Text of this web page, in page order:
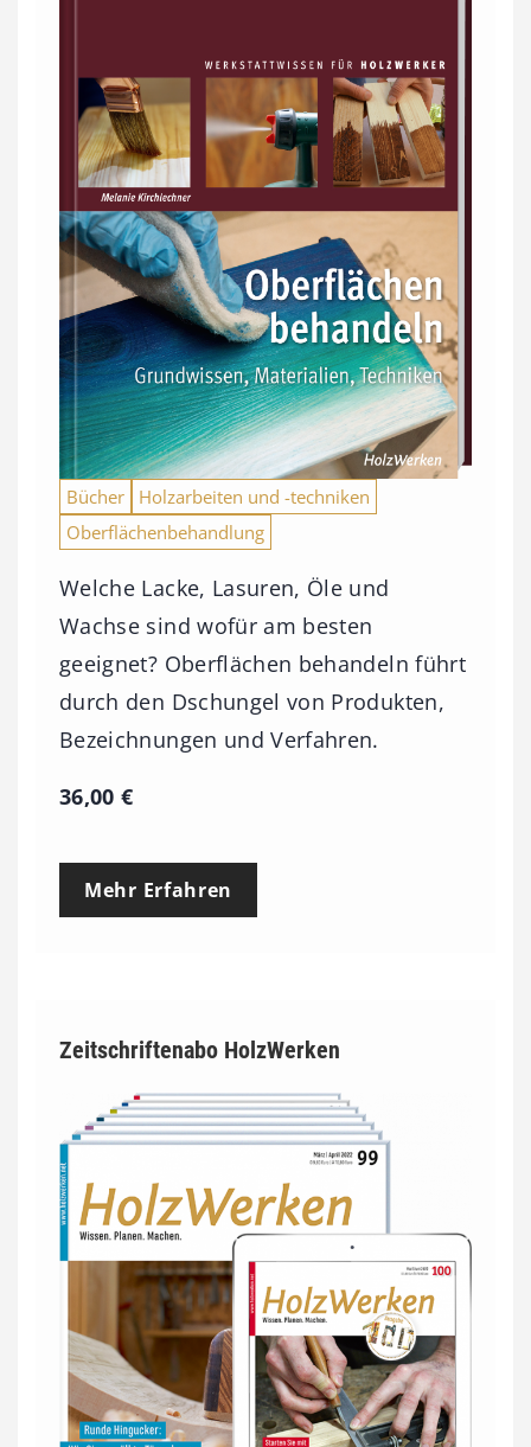
Bücher
Holzarbeiten und -techniken
Oberflächenbehandlung
Welche Lacke, Lasuren, Öle und
Wachse sind wofür am besten
geeignet? Oberflächen behandeln führt
durch den Dschungel von Produkten,
Bezeichnungen und Verfahren.
36,00€
Mehr Erfahren
Zeitschriftenabo HolzWerken